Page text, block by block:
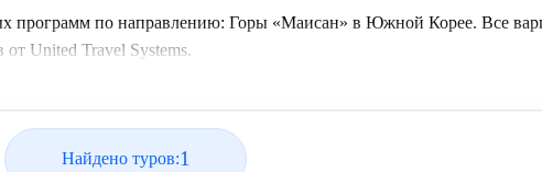
программ по направлению: Горы «Маисан» в Южной Корее. Все
United Travel Systems.
Найдено туров:1